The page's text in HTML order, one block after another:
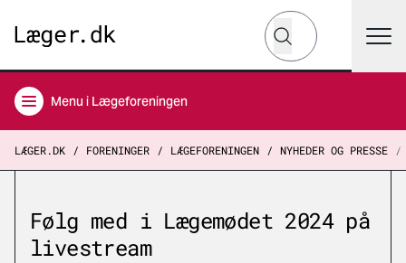
Hvad leder du efter?
Søg
Menu i Lægeforeningen
LÆGER.DK FORENINGER LÆGEFORENINGEN NYHEDER OG PRESSE
Følg med i Lægemødet 2024 på
livestream